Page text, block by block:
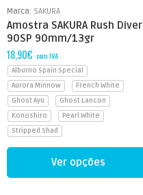
Marca: SAKURA
Amostra SAKURA Rush Diver
90SP 90mm/13gr
18,90€ com IVA
Alburno Spain Special
Aurora Minnow
French White
Ghost Ayu
Ghost Lancon
Konoshiro
Pearl White
Stripped Shad
Ver opções